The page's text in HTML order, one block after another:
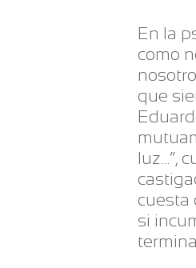
En la
como
que
luz…”,
cuesta
si